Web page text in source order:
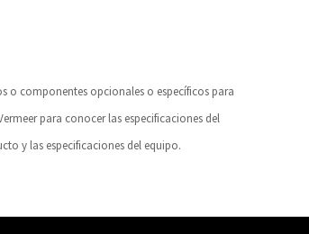
o componentes opcionales o específicos para
para conocer las especificaciones del
y las especificaciones del equipo.